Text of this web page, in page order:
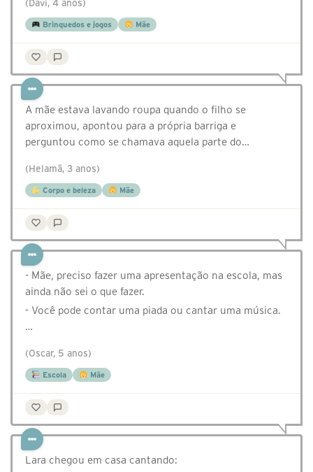
(Davi, 4 anos)
Brinquedos e jogos Mãe
A mãe estava lavando roupa quando o filho se
aproximou, apontou para a própria barriga e
perguntou como se chamava aquela parte do…
(Helamã, 3 anos)
Corpo e beleza Mãe
- Mãe, preciso fazer uma apresentação na escola, mas
ainda não sei o que fazer.
- Você pode contar uma piada ou cantar uma música.
…
(Oscar, 5 anos)
Escola Mãe
Lara chegou em casa cantando: